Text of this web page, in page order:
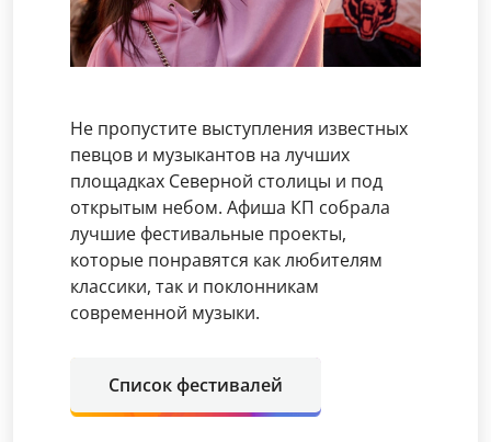
Не пропустите выступления известных
певцов и музыкантов на лучших
площадках Северной столицы и под
открытым небом. Афиша КП собрала
лучшие фестивальные проекты,
которые понравятся как любителям
классики, так и поклонникам
современной музыки.
Список фестивалей